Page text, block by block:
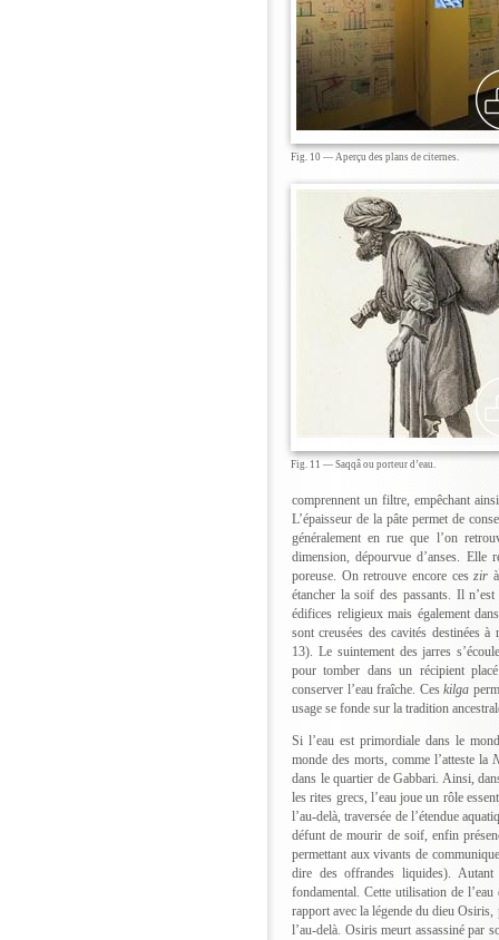
Fig. 10 — Aperçu des plans de citernes.
Fig. 11 — Saqqâ ou porteur d’eau.
comprennent un filtre, empêchant
L’épaisseur de la pâte permet de
généralement en rue que l’on
dimension, dépourvue d’anses. Elle
poreuse. On retrouve encore ceszir
étancher la soif des passants. Il
édifices religieux mais également
sont creusées des cavités destinées
13). Le suintement des jarres
pour tomber dans un récipient
conserver l’eau fraîche. Ceskilga
usage se fonde sur la tradition
Si l’eau est primordiale dans le
monde des morts, comme l’atteste la
dans le quartier de Gabbari. Ainsi,
les rites grecs, l’eau joue un rôle
l’au-delà, traversée de l’étendue
défunt de mourir de soif, enfin
permettant aux vivants de
dire des offrandes liquides).
fondamental. Cette utilisation de
rapport avec la légende du dieu
l’au-delà. Osiris meurt assassiné par